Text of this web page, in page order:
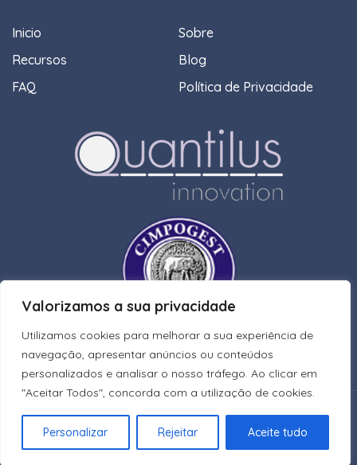
Valorizamos a sua privacidade
Utilizamos cookies para melhorar a sua experiência de
navegação, apresentar anúncios ou conteúdos
personalizados e analisar o nosso tráfego. Ao clicar em
"Aceitar Todos", concorda com a utilização de cookies.
Personalizar Rejeitar Aceite tudo
Inicio
Sobre
Recursos
Blog
FAQ
Política de Privacidade
Copyright © 2026 Apoio.ai